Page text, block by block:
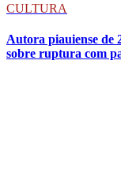
CULTURA
Autora piauiense de
sobre ruptura com